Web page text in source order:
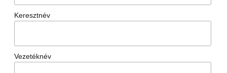
Keresztnév
Vezetéknév